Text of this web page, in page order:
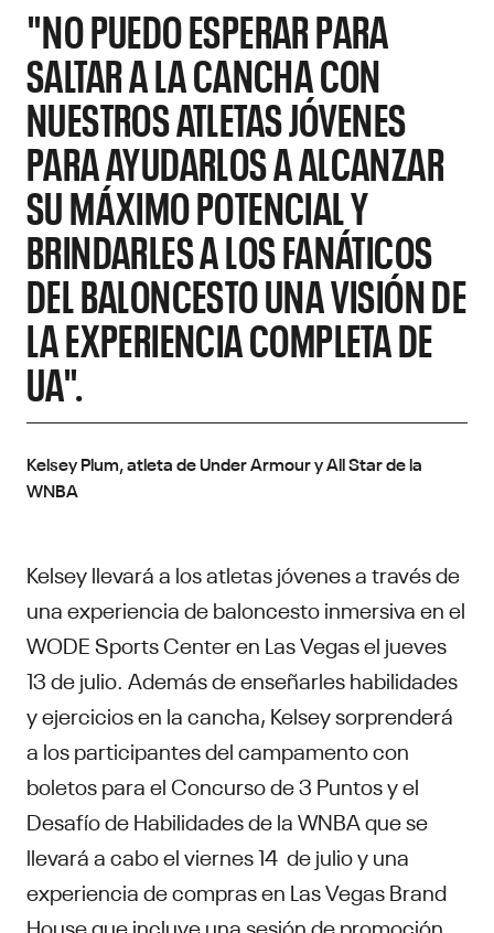
"NO PUEDO ESPERAR PARA
SALTAR A LA CANCHA CON
NUESTROS ATLETAS JÓVENES
PARA AYUDARLOS A ALCANZAR
SU MÁXIMO POTENCIAL Y
BRINDARLES A LOS FANÁTICOS
DEL BALONCESTO UNA VISIÓN DE
LA EXPERIENCIA COMPLETA DE
UA".
Kelsey Plum, atleta de Under Armour y All Star de la
WNBA
Kelsey llevará a los atletas jóvenes a través de
una experiencia de baloncesto inmersiva en el
WODE Sports Center en Las Vegas el jueves
13 de julio. Además de enseñarles habilidades
y ejercicios en la cancha, Kelsey sorprenderá
a los participantes del campamento con
boletos para el Concurso de 3 Puntos y el
Desafío de Habilidades de la WNBA que se
llevará a cabo el viernes 14 de julio y una
experiencia de compras en Las Vegas Brand
House que incluye una sesión de promoción